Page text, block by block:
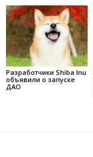
Разработчики Shiba Inu
объявили о запуске
ДАО